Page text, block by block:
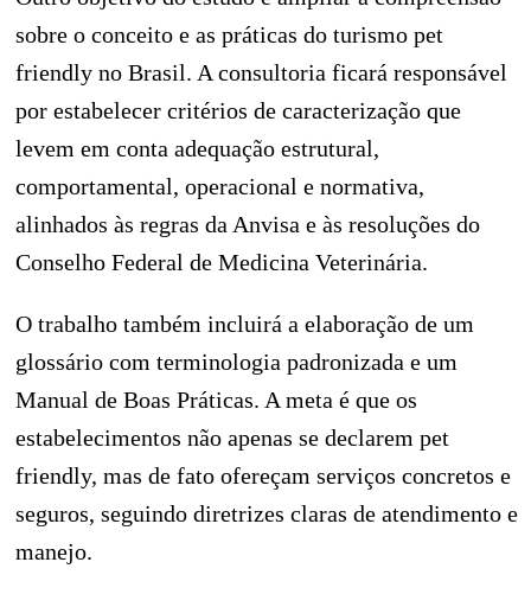
sobre o conceito e as práticas do turismo pet
friendly no Brasil. A consultoria ficará responsável
por estabelecer critérios de caracterização que
levem em conta adequação estrutural,
comportamental, operacional e normativa,
alinhados às regras da Anvisa e às resoluções do
Conselho Federal de Medicina Veterinária.
O trabalho também incluirá a elaboração de um
glossário com terminologia padronizada e um
Manual de Boas Práticas. A meta é que os
estabelecimentos não apenas se declarem pet
friendly, mas de fato ofereçam serviços concretos e
seguros, seguindo diretrizes claras de atendimento e
manejo.